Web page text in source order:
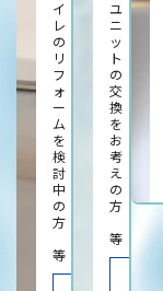
イ
レ
の
リ
フ
ォ
ー
ム
を
検
討
中
の
方
等
ユ
ニ
ッ
ト
の
交
換
を
お
考
え
の
方
等